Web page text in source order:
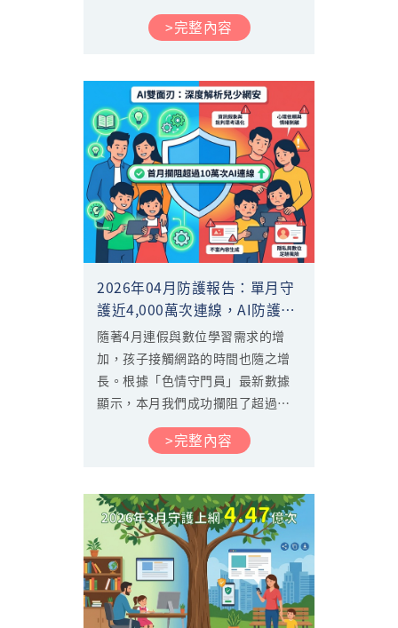
的破口。在2026年5月份，中華電
信色情守門員持續站在第一線，為
火牆。本期報告我們特別整理了5月
份的最新防護數據，深入剖析寬頻
上網與行動上網環境中，孩子最常
接觸的網路危機與行為特性，協助
您精準掌握孩子的數位軌跡，攜手
打造更健康的網路環境。...
>完整內容
2026年04月防護報告：單月守
護近4,000萬次連線，AI防護功
能全新上線！
隨著4月連假與數位學習需求的增
加，孩子接觸網路的時間也隨之增
長。根據「色情守門員」最新數據
顯示，本月我們成功攔阻了超過
3,972萬次有害與不適合的連線，這
意味著平均每秒就有超過15次的網
背後隱藏著更深層的警訊！本月報
告除了揭露深夜時段的風險高峰
外，更首度公開4月全新上線的「AI
應用」自訂類別過濾數據，協助家
長在生成式科技浪潮下，為孩子打
造更純淨的數位成長空間。...
>完整內容